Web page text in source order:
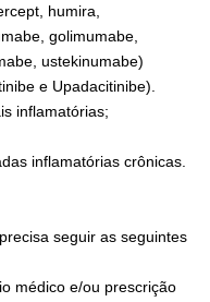
humira,
golimumabe,
ustekinumabe)
e Upadacitinibe).
inflamatórias;
inflamatórias crônicas.
seguir as seguintes
médico e/ou prescrição